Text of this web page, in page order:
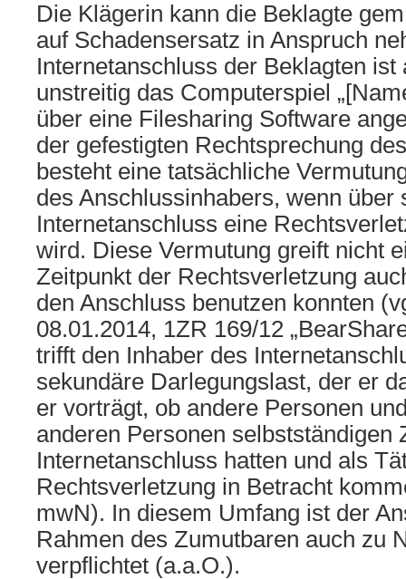
Die Klägerin kann die Beklagte
auf Schadensersatz in Anspruch
Internetanschluss der Beklagten ist
unstreitig das Computerspiel
über eine Filesharing Software
der gefestigten Rechtsprechung
besteht eine tatsächliche
des Anschlussinhabers, wenn über
Internetanschluss eine
wird. Diese Vermutung greift nicht
Zeitpunkt der Rechtsverletzung
den Anschluss benutzen konnten
08.01.2014, 1ZR 169/12
trifft den Inhaber des
sekundäre Darlegungslast, der er
er vorträgt, ob andere Personen
anderen Personen selbstständigen
Internetanschluss hatten und als
Rechtsverletzung in Betracht
mwN). In diesem Umfang ist der
Rahmen des Zumutbaren auch zu
verpflichtet (a.a.O.).